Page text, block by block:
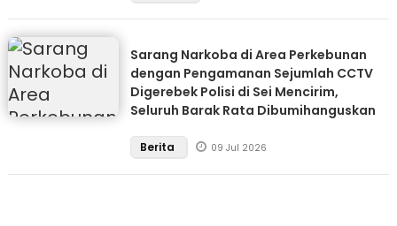
Sarang Narkoba di Area Perkebunan
dengan Pengamanan Sejumlah CCTV
Digerebek Polisi di Sei Mencirim,
Seluruh Barak Rata Dibumihanguskan
Berita 09 Jul 2026